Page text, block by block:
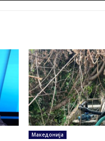
Македонија